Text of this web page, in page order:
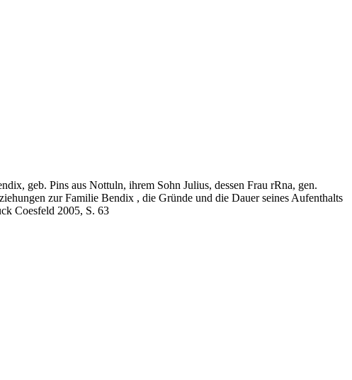
geb. Pins aus Nottuln, ihrem Sohn Julius, dessen Frau rRna, gen.
zur Familie Bendix , die Gründe und die Dauer seines Aufenthalts
Coesfeld 2005, S. 63